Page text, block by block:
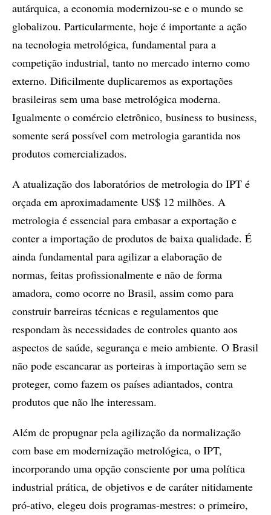
autárquica, a economia modernizou-se e o mundo se
globalizou. Particularmente, hoje é importante a ação
na tecnologia metrológica, fundamental para a
competição industrial, tanto no mercado interno como
externo. Dificilmente duplicaremos as exportações
brasileiras sem uma base metrológica moderna.
Igualmente o comércio eletrônico, business to business,
somente será possível com metrologia garantida nos
produtos comercializados.
A atualização dos laboratórios de metrologia do IPT é
orçada em aproximadamente US$ 12 milhões. A
metrologia é essencial para embasar a exportação e
conter a importação de produtos de baixa qualidade. É
ainda fundamental para agilizar a elaboração de
normas, feitas profissionalmente e não de forma
amadora, como ocorre no Brasil, assim como para
construir barreiras técnicas e regulamentos que
respondam às necessidades de controles quanto aos
aspectos de saúde, segurança e meio ambiente. O Brasil
não pode escancarar as porteiras à importação sem se
proteger, como fazem os países adiantados, contra
produtos que não lhe interessam.
Além de propugnar pela agilização da normalização
com base em modernização metrológica, o IPT,
incorporando uma opção consciente por uma política
industrial prática, de objetivos e de caráter nitidamente
pró-ativo, elegeu dois programas-mestres: o primeiro,